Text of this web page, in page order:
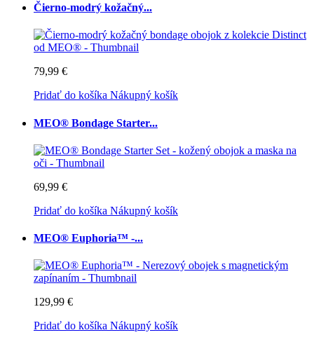
Čierno-modrý kožačný...
79,99 €
Pridať do košíka Nákupný košík
MEO® Bondage Starter...
69,99 €
Pridať do košíka Nákupný košík
MEO® Euphoria™ -...
129,99 €
Pridať do košíka Nákupný košík